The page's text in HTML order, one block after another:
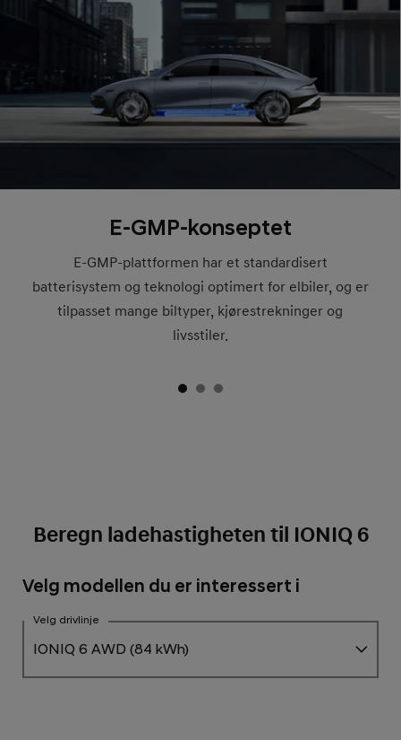
E-GMP-konseptet
E-GMP-plattformen har et standardisert
batterisystem og teknologi optimert for elbiler, og er
tilpasset mange biltyper, kjørestrekninger og
livsstiler.
Beregn ladehastigheten til IONIQ 6
Velg modellen du er interessert i
Velg drivlinje
IONIQ 6 AWD (84 kWh)